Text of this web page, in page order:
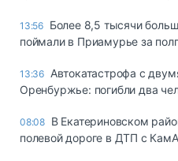
13:56 Более 8,5 тысячи
поймали в Приамурье за
13:36 Автокатастрофа с
Оренбуржье: погибли два
08:08 В Екатериновском
полевой дороге в ДТП с